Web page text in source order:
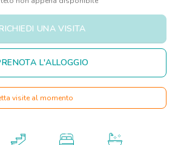
RICHIEDI UNA VISITA
L'ALLOGGIO
visite al momento